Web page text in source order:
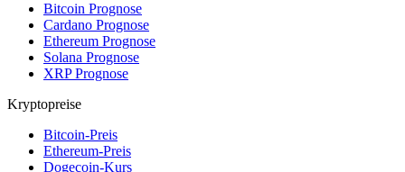
Bitcoin Prognose
Cardano Prognose
Ethereum Prognose
Solana Prognose
XRP Prognose
Kryptopreise
Bitcoin-Preis
Ethereum-Preis
Dogecoin-Kurs